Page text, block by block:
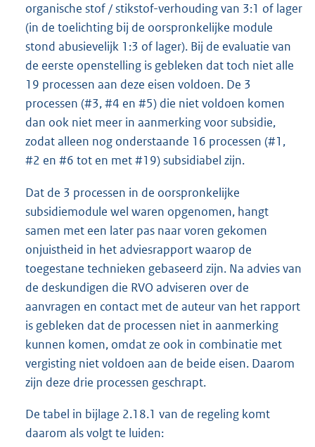
organische stof / stikstof-verhouding van 3:1 of lager
(in de toelichting bij de oorspronkelijke module
stond abusievelijk 1:3 of lager). Bij de evaluatie van
de eerste openstelling is gebleken dat toch niet alle
19 processen aan deze eisen voldoen. De 3
processen (#3, #4 en #5) die niet voldoen komen
dan ook niet meer in aanmerking voor subsidie,
zodat alleen nog onderstaande 16 processen (#1,
#2 en #6 tot en met #19) subsidiabel zijn.
Dat de 3 processen in de oorspronkelijke
subsidiemodule wel waren opgenomen, hangt
samen met een later pas naar voren gekomen
onjuistheid in het adviesrapport waarop de
toegestane technieken gebaseerd zijn. Na advies van
de deskundigen die RVO adviseren over de
aanvragen en contact met de auteur van het rapport
is gebleken dat de processen niet in aanmerking
kunnen komen, omdat ze ook in combinatie met
vergisting niet voldoen aan de beide eisen. Daarom
zijn deze drie processen geschrapt.
De tabel in bijlage 2.18.1 van de regeling komt
daarom als volgt te luiden: